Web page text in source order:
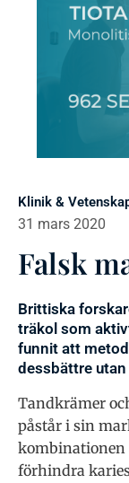
Klinik &
31 mars 2020
Falsk
Brittiska
träkol som
funnit att
dessbättre
Tandkrämer
påstår i sin
kombinationen
förhindra